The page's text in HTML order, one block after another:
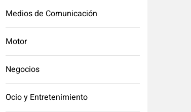
Medios de Comunicación
Motor
Negocios
Ocio y Entretenimiento